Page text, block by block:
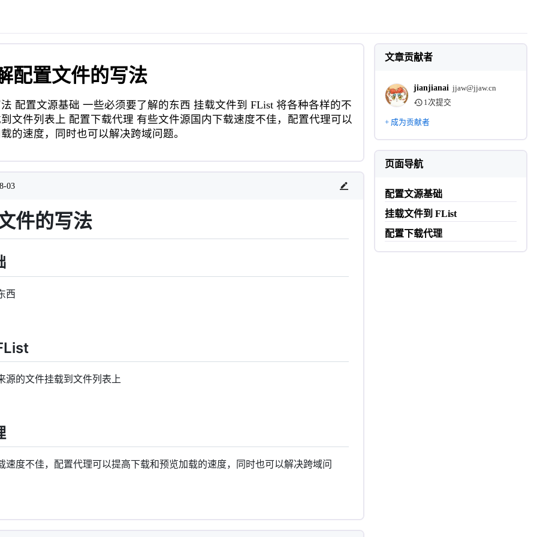
配置文件的写法
配置文源基础 一些必须要了解的东西 挂载文件到 FList 将各种各样的不
文件列表上 配置下载代理 有些文件源国内下载速度不佳，配置代理可以
的速度，同时也可以解决跨域问题。
03
件的写法
西
源的文件挂载到文件列表上
速度不佳，配置代理可以提高下载和预览加载的速度，同时也可以解决跨域问
文章贡献者
jianjianai jjaw@jjaw.cn
1次提交
+ 成为贡献者
页面导航
配置文源基础
挂载文件到 FList
配置下载代理